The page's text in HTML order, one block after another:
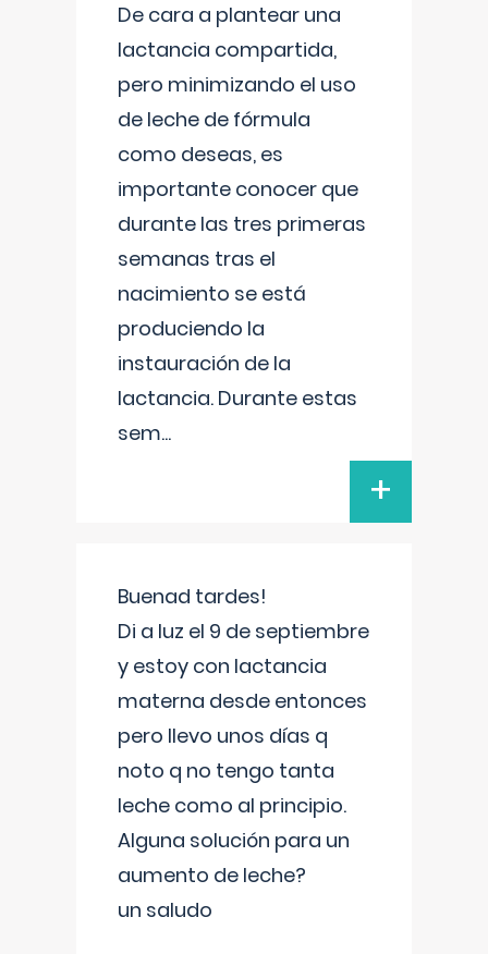
De cara a plantear una
lactancia compartida,
pero minimizando el uso
de leche de fórmula
como deseas, es
importante conocer que
durante las tres primeras
semanas tras el
nacimiento se está
produciendo la
instauración de la
lactancia. Durante estas
sem...
+
Buenad tardes!
Di a luz el 9 de septiembre
y estoy con lactancia
materna desde entonces
pero llevo unos días q
noto q no tengo tanta
leche como al principio.
Alguna solución para un
aumento de leche?
un saludo